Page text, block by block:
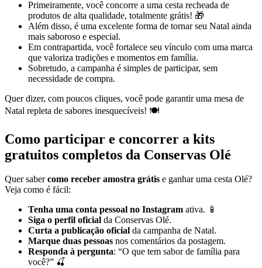
Primeiramente, você concorre a uma cesta recheada de
produtos de alta qualidade, totalmente grátis! 🎁
Além disso, é uma excelente forma de tornar seu Natal ainda
mais saboroso e especial.
Em contrapartida, você fortalece seu vínculo com uma marca
que valoriza tradições e momentos em família.
Sobretudo, a campanha é simples de participar, sem
necessidade de compra.
Quer dizer, com poucos cliques, você pode garantir uma mesa de
Natal repleta de sabores inesquecíveis! 🍽️
Como participar e concorrer a kits
gratuitos completos da Conservas Olé
Quer sabercomo receber amostra grátis e ganhar uma cesta Olé?
Veja como é fácil:
Tenha uma conta pessoal no Instagram ativa. 📱
Siga o perfil oficial da Conservas Olé.
Curta a publicação oficial da campanha de Natal.
Marque duas pessoas nos comentários da postagem.
Responda à pergunta: “O que tem sabor de família para
você?” 🍒